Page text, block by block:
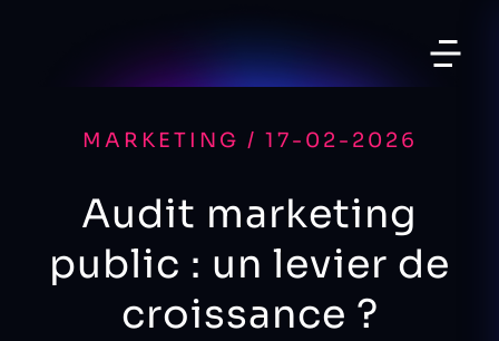
MARKETING / 17-02-2026
Audit marketing
public : un levier de
croissance ?